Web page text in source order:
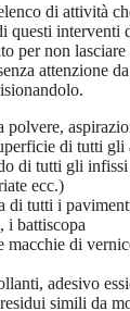
di attività
questi interventi
per non lasciare
attenzione
polvere,
di tutti gli
di tutti gli infissi
ecc.)
di tutti i
i battiscopa
macchie di
adesivo
simili da